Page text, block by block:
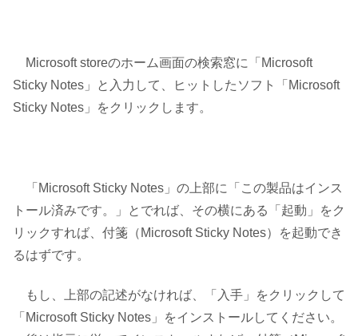
Microsoft storeのホーム画面の検索窓に「Microsoft
Sticky Notes」と入力して、ヒットしたソフト「Microsoft
Sticky Notes」をクリックします。
「Microsoft Sticky Notes」の上部に「この製品はインス
トール済みです。」とでれば、その横にある「起動」をク
リックすれば、付箋（Microsoft Sticky Notes）を起動でき
るはずです。
もし、上部の記述がなければ、「入手」をクリックして
「Microsoft Sticky Notes」をインストールしてください。